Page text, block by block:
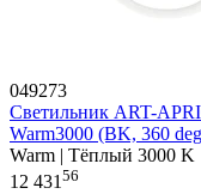
049273
Светильник ART-
Warm3000 (BK, 360
Warm | Тёплый 3000 K
12 43156